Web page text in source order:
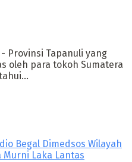
- Provinsi Tapanuli yang
oleh para tokoh Sumatera